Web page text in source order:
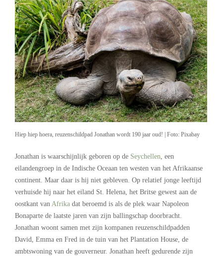
Hiep hiep hoera, reuzenschildpad Jonathan wordt 190 jaar oud! | Foto: Pixabay
Jonathan is waarschijnlijk geboren op de Seychellen , een
eilandengroep in de Indische Oceaan ten westen van het Afrikaanse
continent. Maar daar is hij niet gebleven. Op relatief jonge leeftijd
verhuisde hij naar het eiland St. Helena, het Britse gewest aan de
oostkant van Afrika dat beroemd is als de plek waar Napoleon
Bonaparte de laatste jaren van zijn ballingschap doorbracht.
Jonathan woont samen met zijn kompanen reuzenschildpadden
David, Emma en Fred in de tuin van het Plantation House, de
ambtswoning van de gouverneur. Jonathan heeft gedurende zijn